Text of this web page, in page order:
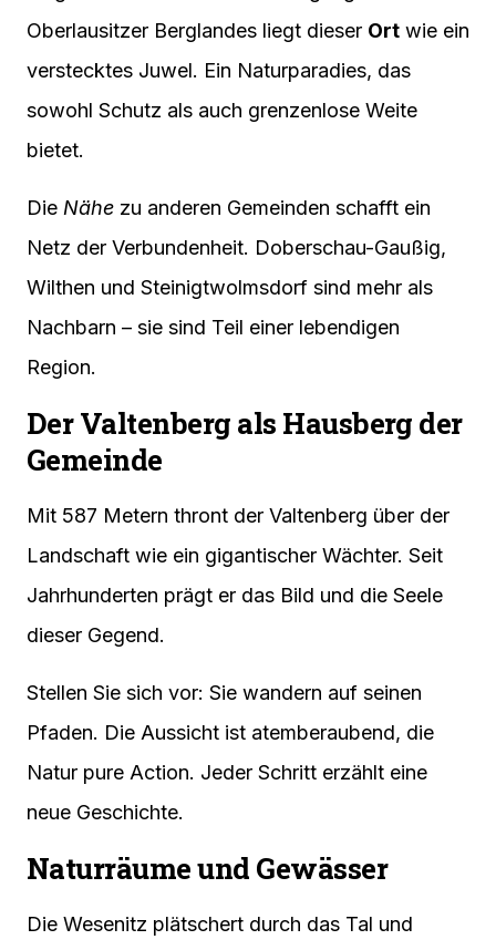
Oberlausitzer Berglandes liegt dieser Ort wie ein
verstecktes Juwel. Ein Naturparadies, das
sowohl Schutz als auch grenzenlose Weite
bietet.
Die Nähe zu anderen Gemeinden schafft ein
Netz der Verbundenheit. Doberschau-Gaußig,
Wilthen und Steinigtwolmsdorf sind mehr als
Nachbarn – sie sind Teil einer lebendigen
Region.
Der Valtenberg als Hausberg der
Gemeinde
Mit 587 Metern thront der Valtenberg über der
Landschaft wie ein gigantischer Wächter. Seit
Jahrhunderten prägt er das Bild und die Seele
dieser Gegend.
Stellen Sie sich vor: Sie wandern auf seinen
Pfaden. Die Aussicht ist atemberaubend, die
Natur pure Action. Jeder Schritt erzählt eine
neue Geschichte.
Naturräume und Gewässer
Die Wesenitz plätschert durch das Tal und